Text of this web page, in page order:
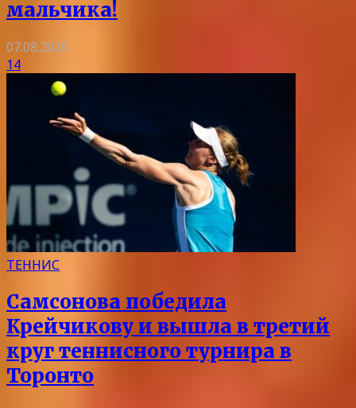
мальчика!
07.08.2026
14
ТЕННИС
Самсонова победила
Крейчикову и вышла в третий
круг теннисного турнира в
Торонто